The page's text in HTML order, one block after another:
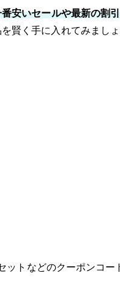
安いセールや最新の割
賢く手に入れてみましょ
トなどのクーポンコー